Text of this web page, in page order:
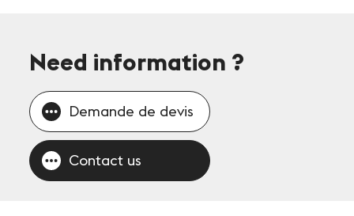
Need information ?
Demande de devis
Contact us